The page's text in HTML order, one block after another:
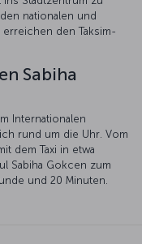
nationalen und
den Taksim-
Sabiha
Internationalen
rund um die Uhr. Vom
dem Taxi in etwa
Sabiha Gokcen zum
und 20 Minuten.